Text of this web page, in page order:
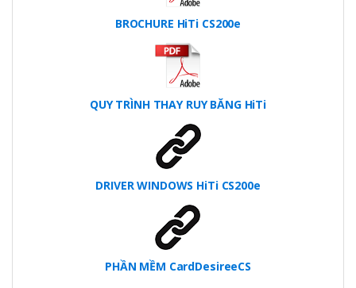
BROCHURE HiTi CS200e
QUY TRÌNH THAY RUY BĂNG HiTi
DRIVER WINDOWS HiTi CS200e
PHẦN MỀM CardDesireeCS